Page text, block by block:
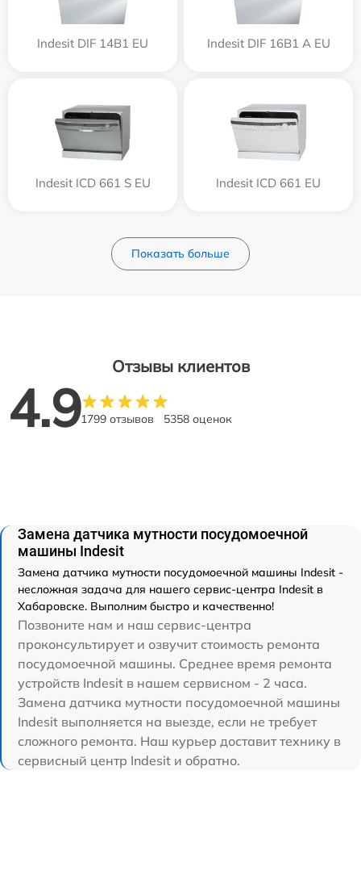
Indesit DIF 14B1 EU Indesit DIF 16B1 A EU
Indesit ICD 661 S EU Indesit ICD 661 EU
Показать больше
Отзывы клиентов
4.91799 отзывов 5358 оценок
Замена датчика мутности посудомоечной
машины Indesit
Замена датчика мутности посудомоечной машины Indesit -
несложная задача для нашего сервис-центра Indesit в
Хабаровске. Выполним быстро и качественно!
Позвоните нам и наш сервис-центра
проконсультирует и озвучит стоимость ремонта
посудомоечной машины. Среднее время ремонта
устройств Indesit в нашем сервисном - 2 часа.
Замена датчика мутности посудомоечной машины
Indesit выполняется на выезде, если не требует
сложного ремонта. Наш курьер доставит технику в
сервисный центр Indesit и обратно.